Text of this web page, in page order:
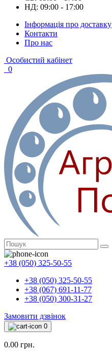
НД: 09:00 - 17:00
Інформація про доставку
Контакти
Про нас
Особистий кабінет
0
+38 (050) 325-50-55
+38 (050) 325-50-55
+38 (067) 691-11-77
+38 (050) 300-31-27
Замовити дзвінок
0
0.00 грн.